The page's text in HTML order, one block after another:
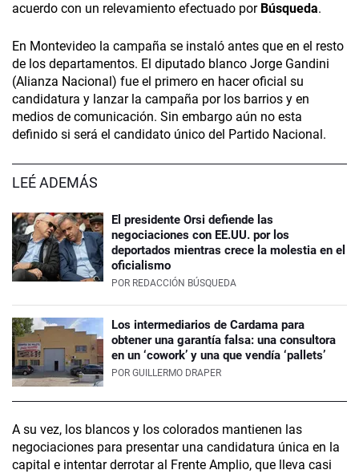
acuerdo con un relevamiento efectuado por Búsqueda.
En Montevideo la campaña se instaló antes que en el resto
de los departamentos. El diputado blanco Jorge Gandini
(Alianza Nacional) fue el primero en hacer oficial su
candidatura y lanzar la campaña por los barrios y en
medios de comunicación. Sin embargo aún no esta
definido si será el candidato único del Partido Nacional.
LEÉ ADEMÁS
El presidente Orsi defiende las
negociaciones con EE.UU. por los
deportados mientras crece la molestia en el
oficialismo
POR REDACCIÓN BÚSQUEDA
Los intermediarios de Cardama para
obtener una garantía falsa: una consultora
en un ‘cowork’ y una que vendía ‘pallets’
POR GUILLERMO DRAPER
A su vez, los blancos y los colorados mantienen las
negociaciones para presentar una candidatura única en la
capital e intentar derrotar al Frente Amplio, que lleva casi